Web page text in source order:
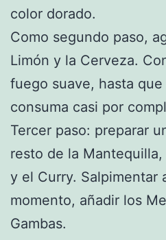
color dorado.
Como segundo paso,
Limón y la Cerveza.
fuego suave, hasta
consuma casi por
Tercer paso: preparar
resto de la
y el Curry. Salpimentar
momento, añadir los
Gambas.